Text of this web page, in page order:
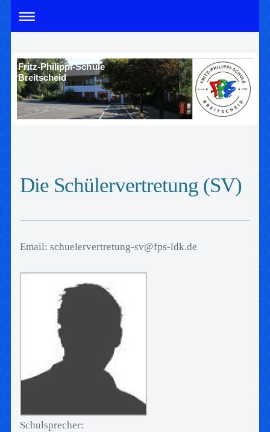
Fritz-Philippi-Schule
Breitscheid
Die Schülervertretung (SV)
Email: schuelervertretung-sv@fps-ldk.de
Schulsprecher: